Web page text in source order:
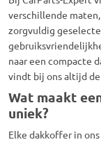
verschillende
zorgvuldig
naar een compacte
vindt bij ons altijd
Wat maakt
uniek?
Elke dakkoffer in